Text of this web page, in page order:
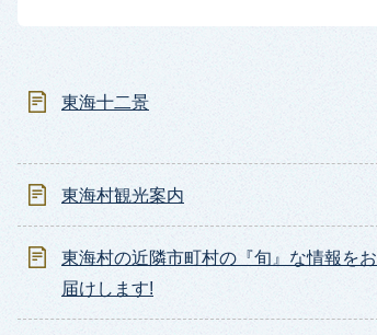
東海十二景
東海村観光案内
東海村の近隣市町村の『旬』な情報をお
届けします!